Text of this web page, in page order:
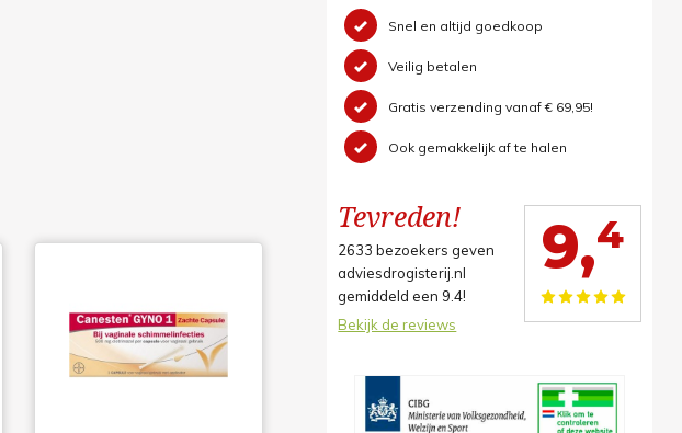
Snel en altijd goedkoop
Veilig betalen
Gratis verzending vanaf € 69,95!
Ook gemakkelijk af te halen
Tevreden!
2633 bezoekers geven
adviesdrogisterij.nl
gemiddeld een 9.4!
Bekijk de reviews
9,4